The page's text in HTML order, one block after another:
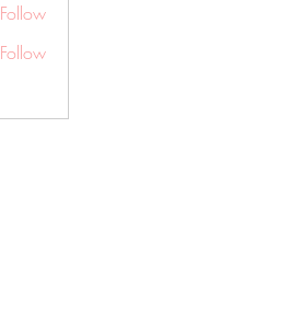
Follow
Follow